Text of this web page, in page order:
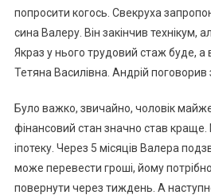
попросити когось. Свекруха
сина Валеру. Він закінчив технікум,
Якраз у нього трудовий стаж буде, а
Тетяна Василівна. Андрій поговорив
Було важко, звичайно, чоловік
фінансовий стан значно став
іпотеку. Через 5 місяців Валера
може перевести гроші, йому
повернути через тиждень. А